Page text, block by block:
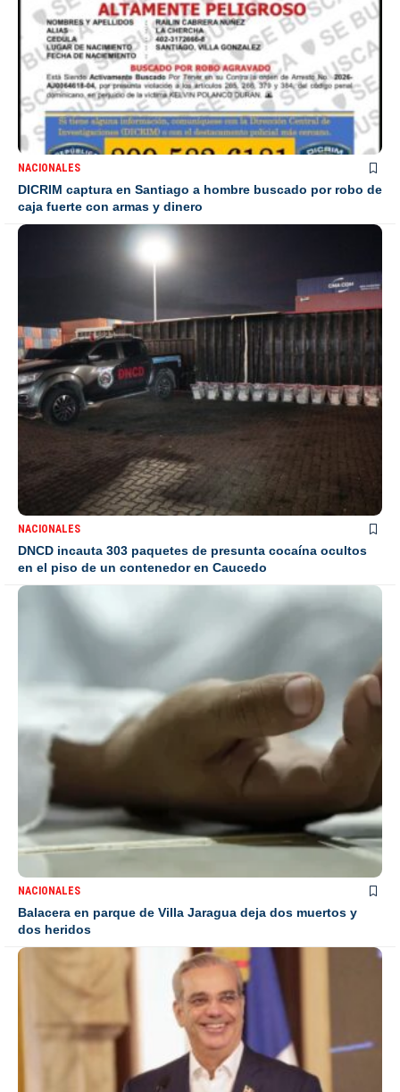
NACIONALES
DICRIM captura en Santiago a hombre buscado por robo de
caja fuerte con armas y dinero
NACIONALES
DNCD incauta 303 paquetes de presunta cocaína ocultos
en el piso de un contenedor en Caucedo
NACIONALES
Balacera en parque de Villa Jaragua deja dos muertos y
dos heridos